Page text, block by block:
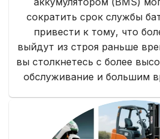
сократить срок службы
привести к тому, что
выйдут из строя раньше
вы столкнетесь с более
обслуживание и большим